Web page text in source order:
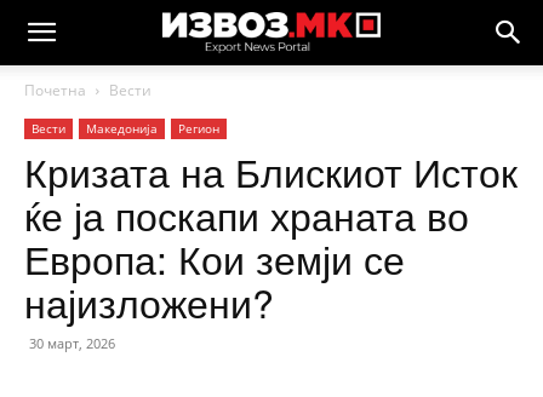
Почетна Вести
Вести Македонија Регион
Кризата на Блискиот Исток
ќе ја поскапи храната во
Европа: Кои земји се
најизложени?
30 март, 2026